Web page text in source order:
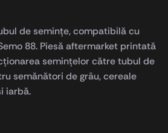
de semințe, compatibilă cu
88. Piesă aftermarket printată
semințelor către tubul de
semănători de grâu, cereale
iarbă.